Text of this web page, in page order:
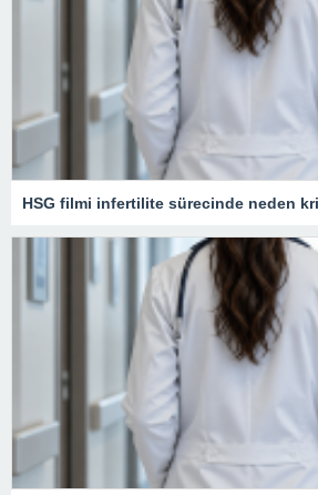
HSG filmi infertilite sürecinde neden